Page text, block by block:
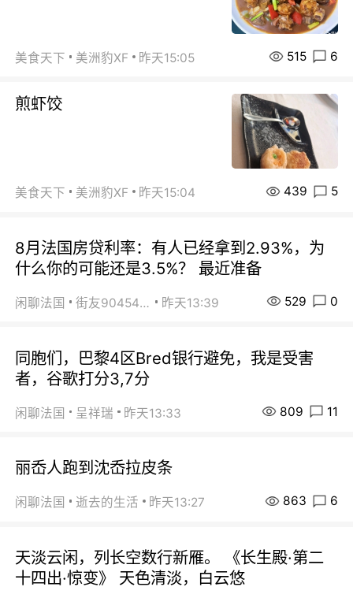
美食天下 美洲豹XF 昨天15:05 515 6
煎虾饺
美食天下 美洲豹XF 昨天15:04 439 5
8月法国房贷利率：有人已经拿到2.93%，为
什么你的可能还是3.5%？ 最近准备
闲聊法国 街友90454511 昨天13:39 529 0
同胞们，巴黎4区Bred银行避免，我是受害
者，谷歌打分3,7分
闲聊法国 呈祥瑞 昨天13:33 809 11
丽岙人跑到沈岙拉皮条
闲聊法国 逝去的生活 昨天13:27 863 6
天淡云闲，列长空数行新雁。 《长生殿·第二
十四出·惊变》 天色清淡，白云悠